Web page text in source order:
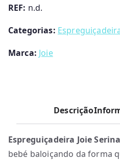
1
Joie
REF: n.d.
Categorias:
Marca: Joie
Descrição
Espreguiçadeira Joie
bebé baloiçando da forma